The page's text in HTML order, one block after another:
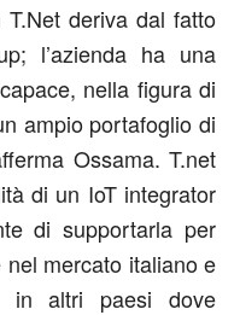
deriva dal fatto
l’azienda ha una
nella figura di
ampio portafoglio di
Ossama. T.net
di un IoT integrator
di supportarla per
mercato italiano e
in altri paesi dove